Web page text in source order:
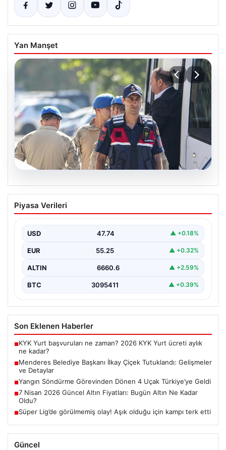
Yan Manşet
Menderes Belediye Başkanı İlkay Çiçek
Tutuklandı: Gelişmeler ve Detaylar
soruşturma kapsamında belediye başkanı İlkay Çiçek ve
14…
Piyasa Verileri
USD 47.74 ▲ +0.18%
EUR 55.25 ▲ +0.32%
ALTIN 6660.6 ▲ +2.59%
BTC 3095411 ▲ +0.39%
Son Eklenen Haberler
■KYK Yurt başvuruları ne zaman? 2026 KYK Yurt ücreti aylık
ne kadar?
■Menderes Belediye Başkanı İlkay Çiçek Tutuklandı: Gelişmeler
ve Detaylar
■Yangın Söndürme Görevinden Dönen 4 Uçak Türkiye’ye Geldi
■7 Nisan 2026 Güncel Altın Fiyatları: Bugün Altın Ne Kadar
Oldu?
■Süper Lig’de görülmemiş olay! Aşık olduğu için kampı terk etti
Güncel